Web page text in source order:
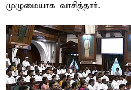
முழுமையாக வாசித்தார்.